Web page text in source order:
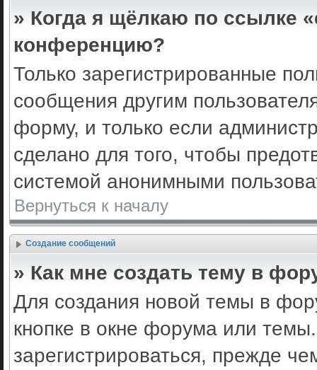
» Когда я щёлкаю по ссылке
конференцию?
Только зарегистрированные
сообщения другим
форму, и только если
сделано для того, чтобы
системой анонимными
Вернуться к началу
Создание сообщений
» Как мне создать тему в
Для создания новой темы в
кнопке в окне форума или
зарегистрироваться, прежде